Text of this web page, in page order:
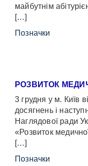
майбутнім
[…]
Позначки
РОЗВИТОК
3 грудня у м. Київ
досягнень і
Наглядової ради
«Розвиток
[…]
Позначки